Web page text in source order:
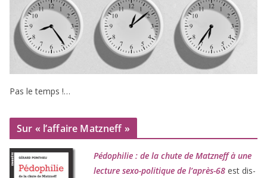
Pas le temps !…
Sur « l’affaire Matzneff »
Pédophilie : de la chute de Matzneff à une
lec­ture sexo-poli­tique de l’après-68 est dis­